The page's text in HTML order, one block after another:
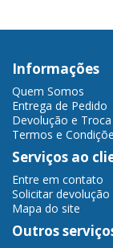
Informações
Quem Somos
Entrega de Pedido
Devolução e Troca
Termos e
Serviços ao
Entre em contato
Solicitar devolução
Mapa do site
Outros